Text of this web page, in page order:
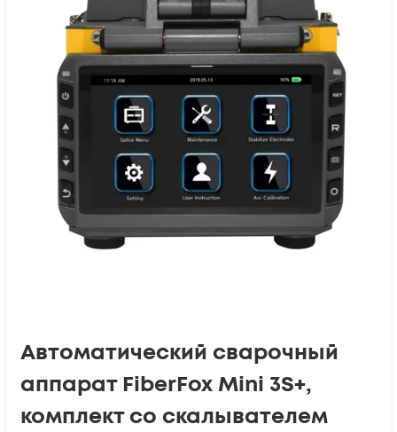
Автоматический сварочный
аппарат FiberFox Mini 3S+,
комплект со скалывателем